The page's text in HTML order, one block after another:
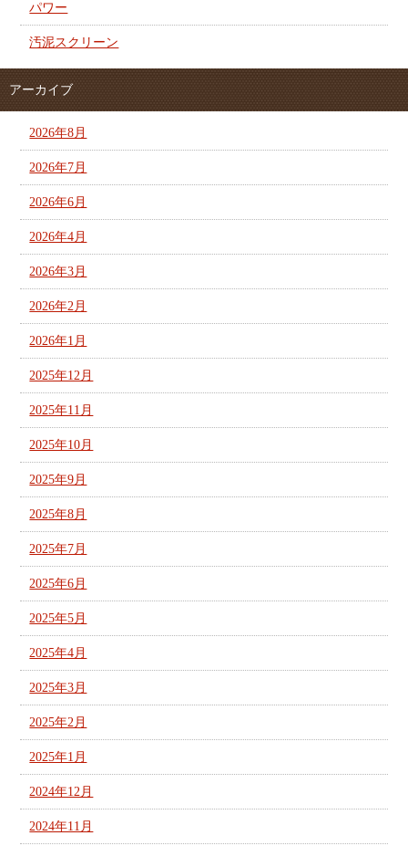
パワー
汚泥スクリーン
アーカイブ
2026年8月
2026年7月
2026年6月
2026年4月
2026年3月
2026年2月
2026年1月
2025年12月
2025年11月
2025年10月
2025年9月
2025年8月
2025年7月
2025年6月
2025年5月
2025年4月
2025年3月
2025年2月
2025年1月
2024年12月
2024年11月